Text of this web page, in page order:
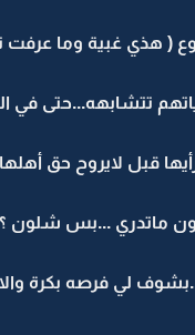
( هذي غبية وما
تتشابهه...حتى في
قبل لايروح حق
ماتدري ...بس شلون
لي فرصه بكرة